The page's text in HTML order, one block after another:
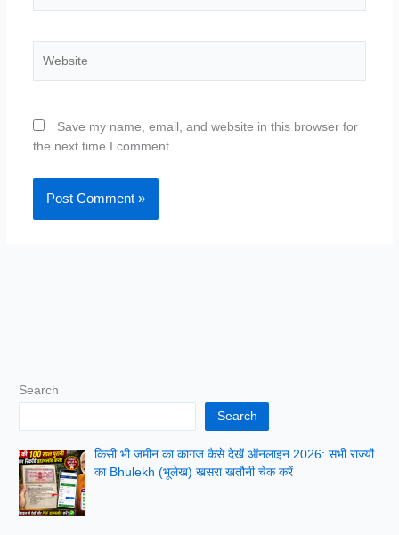
Save my name, email, and website in this browser for
the next time I comment.
Search
Search
किसी भी जमीन का कागज कैसे देखें ऑनलाइन 2026: सभी राज्यों
का Bhulekh (भूलेख) खसरा खतौनी चेक करें